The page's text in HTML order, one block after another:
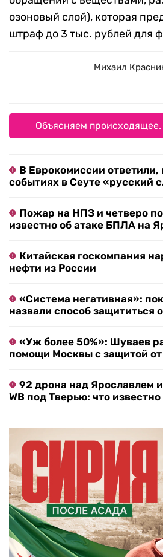
озоновый слой), которая
штраф до 3 тыс. рублей для
Михаил
Объясняем происходящее.
В Еврокомиссии ответили,
событиях в Сеуте «русский
Пожар на НПЗ и четверо
известно об атаке БПЛА на
Китайская госкомпания
нефти из России
«Система негативная»:
назвали способ защититься
«Уж более 50%»: Шуваев
помощи Москвы с защитой
92 дрона над Ярославлем
WB под Тверью: что